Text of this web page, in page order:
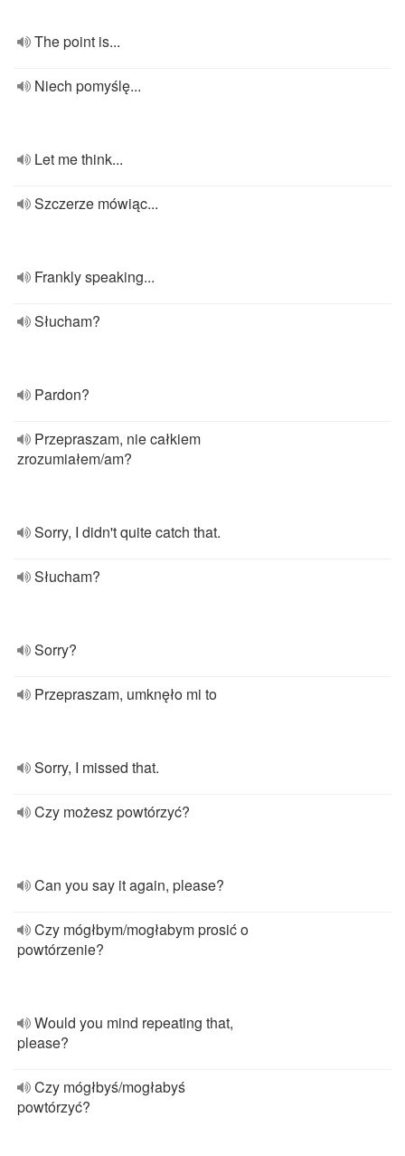
The point is...
Niech pomyślę...
Let me think...
Szczerze mówiąc...
Frankly speaking...
Słucham?
Pardon?
Przepraszam, nie całkiem
zrozumiałem/am?
Sorry, I didn't quite catch that.
Słucham?
Sorry?
Przepraszam, umknęło mi to
Sorry, I missed that.
Czy możesz powtórzyć?
Can you say it again, please?
Czy mógłbym/mogłabym prosić o
powtórzenie?
Would you mind repeating that,
please?
Czy mógłbyś/mogłabyś
powtórzyć?